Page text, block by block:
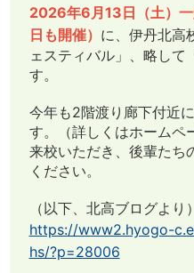
2026年6月13日（土）
日も開催） に、伊丹北高
ェスティバル」、略して
す。
今年も2階渡り廊下付近
す。（詳しくはホームペ
来校いただき、後輩たち
ください。
（以下、北高ブログより）
https://www2.hyogo-
hs/?p=28006